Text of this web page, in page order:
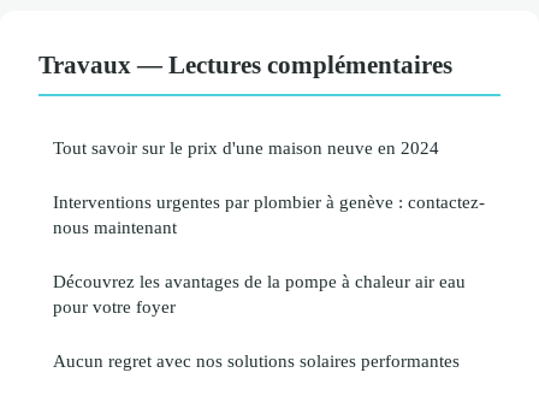
Travaux — Lectures complémentaires
Tout savoir sur le prix d'une maison neuve en 2024
Interventions urgentes par plombier à genève : contactez-
nous maintenant
Découvrez les avantages de la pompe à chaleur air eau
pour votre foyer
Aucun regret avec nos solutions solaires performantes